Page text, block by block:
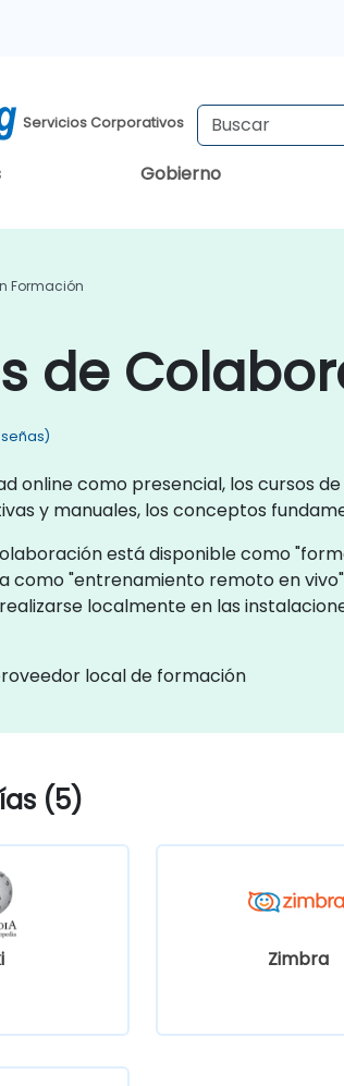
Servicios Corporativos
Gobierno
Formación
de
online como presencial, los cursos
y manuales, los conceptos
está disponible como
como "entrenamiento remoto en
localmente en las
local de formación
(5)
Zimbra